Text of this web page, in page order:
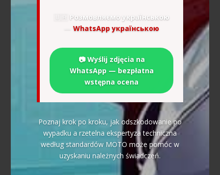
🇺🇦 Розмовляємо українською
— WhatsApp українською
📷 Wyślij zdjęcia na
WhatsApp — bezpłatna
wstępna ocena
Poznaj krok po kroku, jak odszkodowanie po
wypadku a rzetelna ekspertyza techniczna
według standardów MOTO może pomóc w
uzyskaniu należnych świadczeń.